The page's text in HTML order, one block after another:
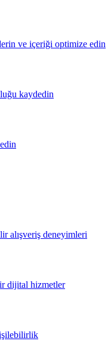
ve içeriği optimize edin
kaydedin
alışveriş deneyimleri
dijital hizmetler